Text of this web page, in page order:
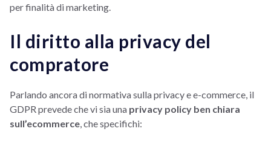
per finalità di marketing.
Il diritto alla privacy del
compratore
Parlando ancora di normativa sulla privacy e e-commerce, il
GDPR prevede che vi sia una privacy policy ben chiara
sull’ecommerce , che specifichi: